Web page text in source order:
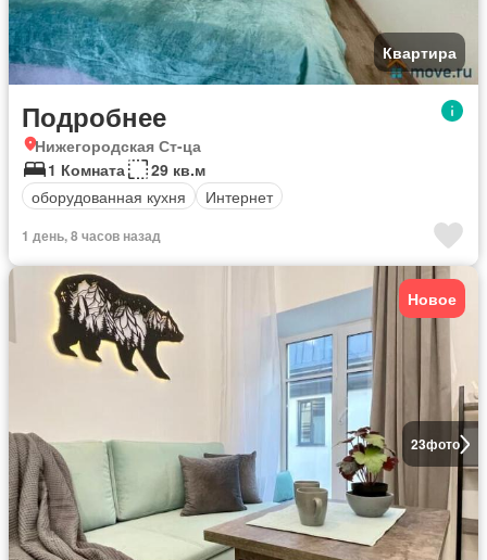
Квартира
Подробнее
Нижегородская Ст-ца
1 Комната
29 кв.м
оборудованная кухня
Интернет
1 день, 8 часов назад
23фото
Новое